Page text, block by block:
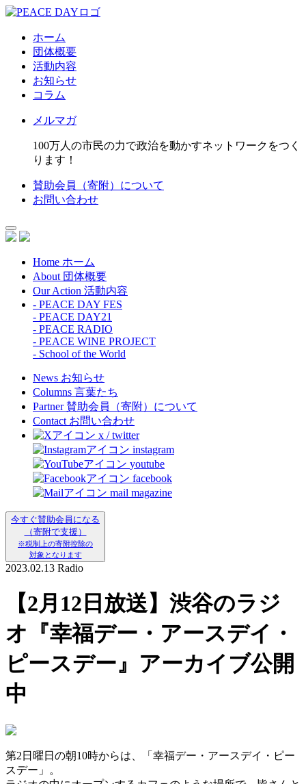
ホーム
団体概要
活動内容
お知らせ
コラム
メルマガ
100万人の市民の力で政治を動かすネットワークをつく
ります！
賛助会員（寄附）について
お問い合わせ
Home ホーム
About 団体概要
Our Action 活動内容
- PEACE DAY FES
- PEACE DAY21
- PEACE RADIO
- PEACE WINE PROJECT
- School of the World
News お知らせ
Columns 言葉たち
Partner 賛助会員（寄附）について
Contact お問い合わせ
x / twitter
instagram
youtube
facebook
mail magazine
今すぐ賛助会員になる
（寄附で支援）
※税制上の寄附控除の
対象となります
2023.02.13 Radio
【2月12日放送】渋谷のラジ
オ『幸福デー・アースデイ・
ピースデー』アーカイブ公開
中
第2日曜日の朝10時からは、「幸福デー・アースデイ・ピー
スデー」。